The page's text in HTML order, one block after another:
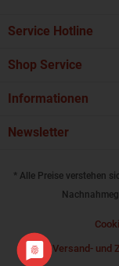
Service Hotline
Shop Service
Informationen
Newsletter
* Alle Preise verstehen
Versand- und